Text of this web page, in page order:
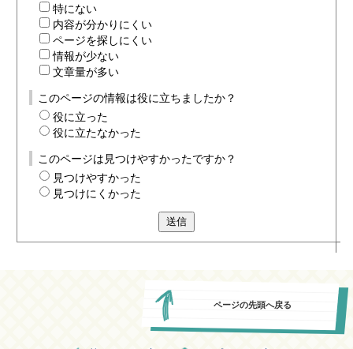
特にない
内容が分かりにくい
ページを探しにくい
情報が少ない
文章量が多い
このページの情報は役に立ちましたか？
役に立った
役に立たなかった
このページは見つけやすかったですか？
見つけやすかった
見つけにくかった
送信
ページの先頭へ戻る